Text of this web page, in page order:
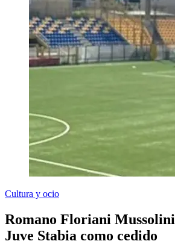
Cultura y ocio
Romano Floriani
Juve Stabia como cedido